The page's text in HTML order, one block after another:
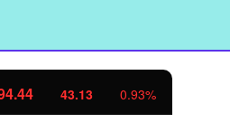
北证50 1134.24